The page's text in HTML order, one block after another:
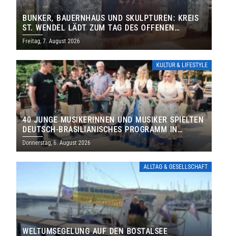
BUNKER, BAUERNHAUS UND SKULPTUREN: KREIS
ST. WENDEL LÄDT ZUM TAG DES OFFENEN
DENKMALS EIN
Freitag, 7. August 2026
KULTUR & LIFESTYLE
40 JUNGE MUSIKERINNEN UND MUSIKER SPIELTEN
DEUTSCH-BRASILIANISCHES PROGRAMM IN
THOLEY
Donnerstag, 6. August 2026
ALLTAG & GESELLSCHAFT
WELTUMSEGELUNG AUF DEN BOSTALSEE